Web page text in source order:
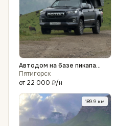
Автодом на базе пикапа
Foton Tunland G7
Пятигорск
от 22 000 ₽/н
189.9 км